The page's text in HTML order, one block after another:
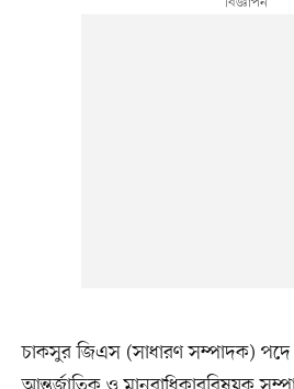
চাকসুর জিএস (সাধারণ সম্পাদক) পদে